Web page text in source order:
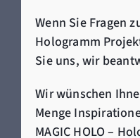
Wenn Sie Fragen
Hologramm
Sie uns, wir
Wir wünschen
Menge
MAGIC HOLO –